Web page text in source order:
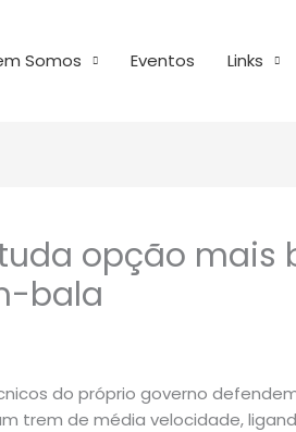
Somos Eventos Links
opção mais
bala
do próprio governo
trem de média velocidade,